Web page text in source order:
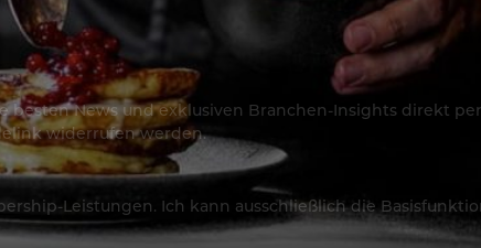
besten News und exklusiven Branchen-Insights direkt
widerrufen werden.
Leistungen. Ich kann ausschließlich die